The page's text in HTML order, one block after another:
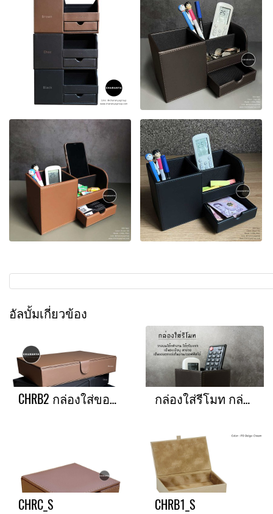
อัลบั้มเกี่ยวข้อง
CHRB2 กล่องใส่ของอเนกประสงค์ กล่องใส่รีโมท กล่องใส่ปากกา กล่องใสเครื่องเขียน
CHRC_S CHRB1_S